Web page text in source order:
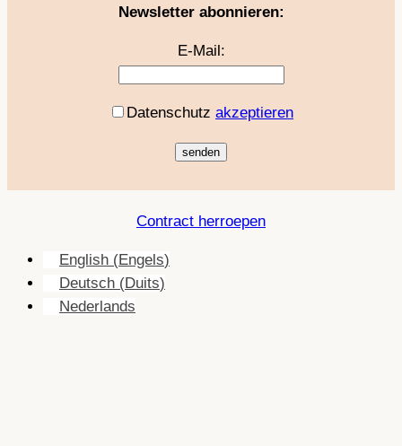
Newsletter abonnieren:
E-Mail:
Datenschutz akzeptieren
Contract herroepen
English (Engels)
Deutsch (Duits)
Nederlands